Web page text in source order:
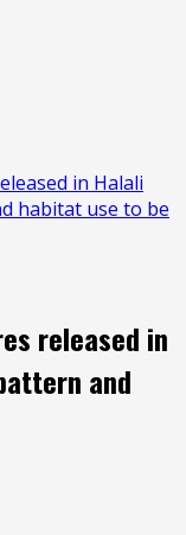
in Halali
habitat use to be
released in
and